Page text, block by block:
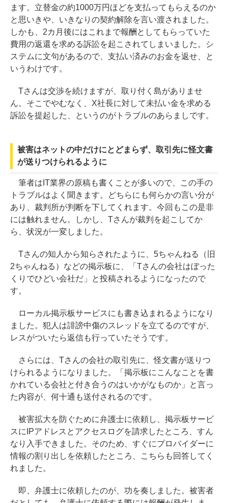
ます。立替金の約1000万円ほどを支払ってもらえるのか
と思いきや、いきなりの契約解除を言い渡されました。
しかも、2カ月後にはこれまで報酬としてもらっていた
費用の返還を求める訴訟を起こされてしまいました。シ
ステムに文句があるので、支払い済みのお金を返せ、と
いうわけです。
Tさんは交渉を続けますが、取り付く島がありませ
ん。そこでやむなく、X社長に対して未払い金を求める
訴訟を提起した、というのがトラブルのあらましです。
被害はネットの中だけにとどまらず、取引先に怪文書
が送りつけられるように
筆者はIT業界の原稿も書くことが多いので、この手の
トラブルはよく聞きます。どちらにも何らかの言い分が
あり、裁判所が判断を下してくれます。今回もこの是非
には触れません。しかし、Tさんが裁判を起こしてか
ら、状況が一変しました。
Tさんの知人から知らされたように、5ちゃんねる（旧
2ちゃんねる）などの掲示板に、「Tさんの会社はぼった
くりでひどい会社だ」と投稿されるようになったので
す。
ローカル掲示板サービスにも書き込まれるようになり
ました。犯人は誹謗中傷のスレッドを立てるのですが、
レスがついたら返信も行っていたそうです。
さらには、Tさんの会社の取引先に、怪文書が送りつ
けられるようになりました。「掲示板にこんなことを書
かれている会社と付き合うのはいかがなものか」と言っ
た内容が、何十通も送付されるのです。
被害拡大を防ぐために弁護士に依頼し、掲示板サービ
スにIPアドレスとアクセスログを請求したところ、すん
なり入手できました。そのため、すぐにプロバイダーに
情報の割り出しを依頼したところ、こちらも回答してく
れました。
即、弁護士に依頼したのが、功を奏しました。被害者